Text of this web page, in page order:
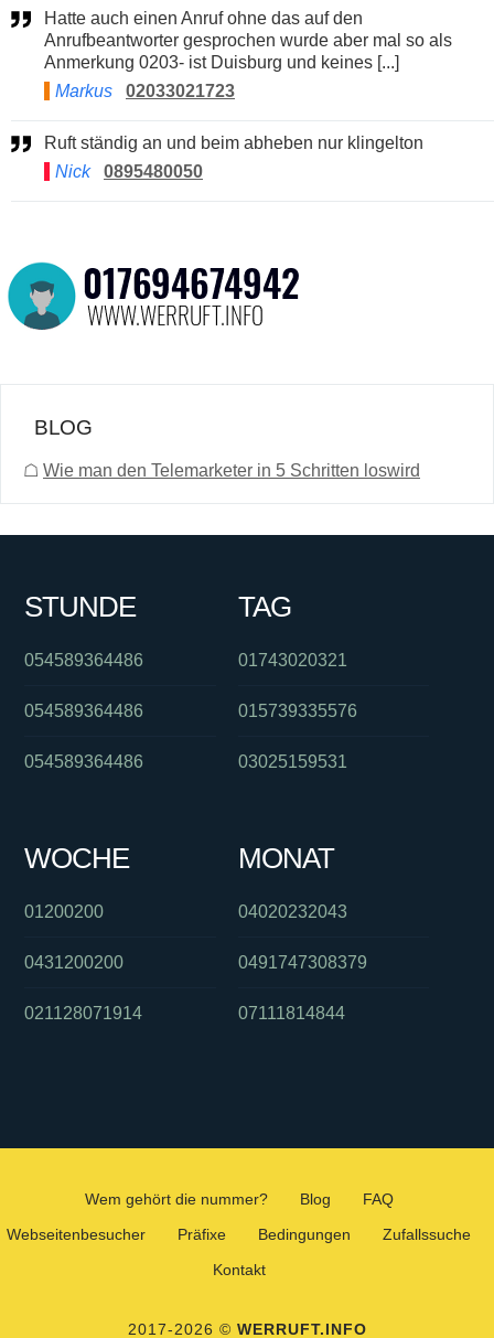
Hatte auch einen Anruf ohne das auf den
Anrufbeantworter gesprochen wurde aber mal so als
Anmerkung 0203- ist Duisburg und keines [...]
Markus
02033021723
Ruft ständig an und beim abheben nur klingelton
Nick
0895480050
BLOG
☖ Wie man den Telemarketer in 5 Schritten loswird
STUNDE
054589364486
054589364486
054589364486
TAG
01743020321
015739335576
03025159531
WOCHE
01200200
0431200200
021128071914
MONAT
04020232043
0491747308379
07111814844
Wem gehört die nummer? Blog
FAQ
Webseitenbesucher
Präfixe Bedingungen
Zufallssuche
Kontakt
2017-2026 © WERRUFT.INFO